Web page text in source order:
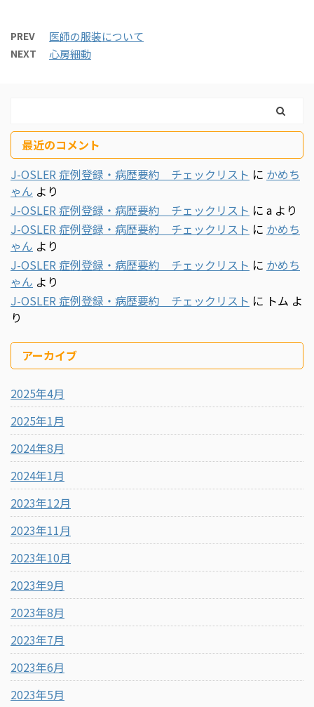
PREV 医師の服装について
NEXT 心房細動
最近のコメント
J-OSLER 症例登録・病歴要約 チェックリスト に かめち
ゃん より
J-OSLER 症例登録・病歴要約 チェックリスト に a より
J-OSLER 症例登録・病歴要約 チェックリスト に かめち
ゃん より
J-OSLER 症例登録・病歴要約 チェックリスト に かめち
ゃん より
J-OSLER 症例登録・病歴要約 チェックリスト に トム よ
り
アーカイブ
2025年4月
2025年1月
2024年8月
2024年1月
2023年12月
2023年11月
2023年10月
2023年9月
2023年8月
2023年7月
2023年6月
2023年5月